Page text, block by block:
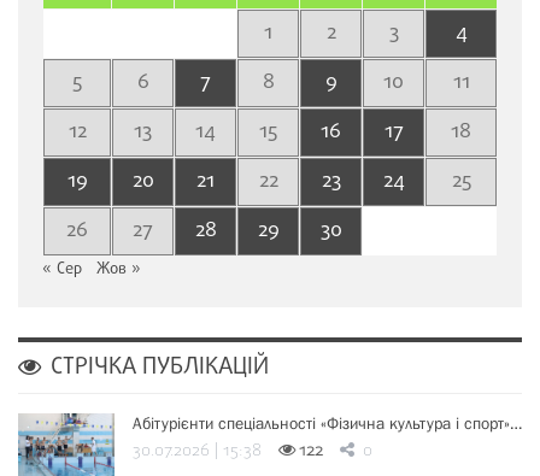
1 2 3
4
5
6 7 8 9 10
11
12
13 14 15 16 17
18
19
20 21 22 23 24
25
26
27 28 29 30
« Сер Жов »
СТРІЧКА ПУБЛІКАЦІЙ
Абітурієнти спеціальності «Фізична культура і спорт»…
30.07.2026 | 15:38 122 0